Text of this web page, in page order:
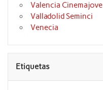
Valencia Cinemajove
Valladolid Seminci
Venecia
Etiquetas